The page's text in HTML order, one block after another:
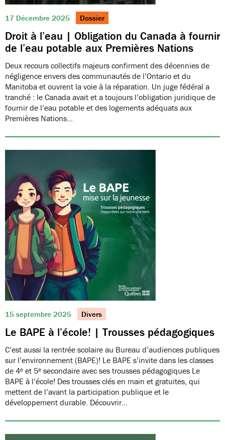
17 Décembre 2025 Dossier
Droit à l’eau | Obligation du Canada à fournir
de l’eau potable aux Premières Nations
Deux recours collectifs majeurs confirment des décennies de
négligence envers des communautés de l’Ontario et du
Manitoba et ouvrent la voie à la réparation. Un juge fédéral a
tranché : le Canada avait et a toujours l’obligation juridique de
fournir de l’eau potable et des logements adéquats aux
Premières Nations…
15 septembre 2025 Divers
Le BAPE à l’école! | Trousses pédagogiques
C’est aussi la rentrée scolaire au Bureau d’audiences publiques
sur l’environnement (BAPE)! Le BAPE s’invite dans les classes
de 4ᵉ et 5ᵉ secondaire avec ses trousses pédagogiques Le
BAPE à l’école! Des trousses clés en main et gratuites, qui
mettent de l’avant la participation publique et le
développement durable. Découvrir…